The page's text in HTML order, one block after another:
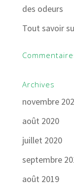
des odeurs
Tout savoir
Archives
novembre
août 2020
juillet 2020
septembre
août 2019